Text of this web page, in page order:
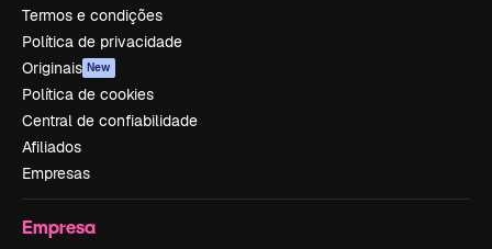
Termos e condições
Política de privacidade
Originais New
Política de cookies
Central de confiabilidade
Afiliados
Empresas
Empresa